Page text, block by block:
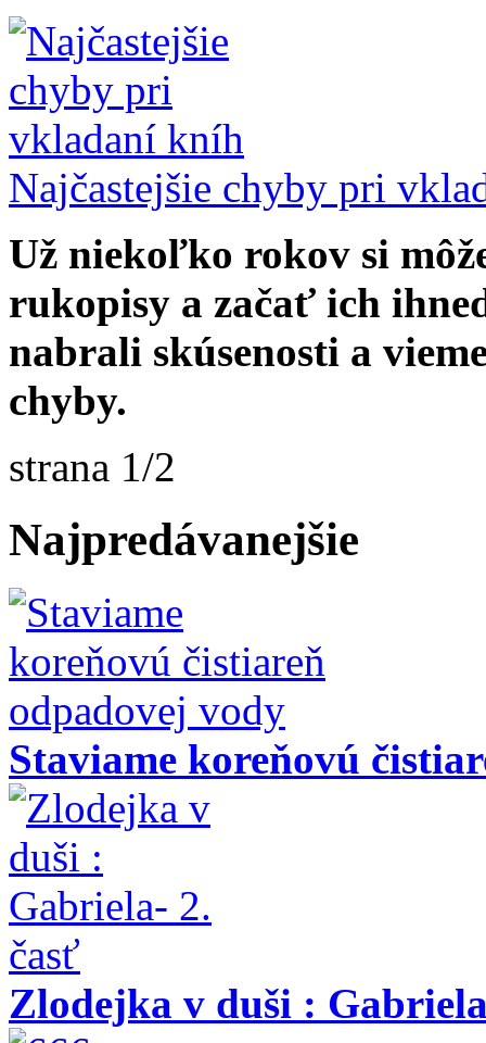
Najčastejšie chyby pri
Už niekoľko rokov si
rukopisy a začať ich
nabrali skúsenosti a
chyby.
strana 1/2
Najpredávanejšie
Staviame koreňovú
Zlodejka v duši :